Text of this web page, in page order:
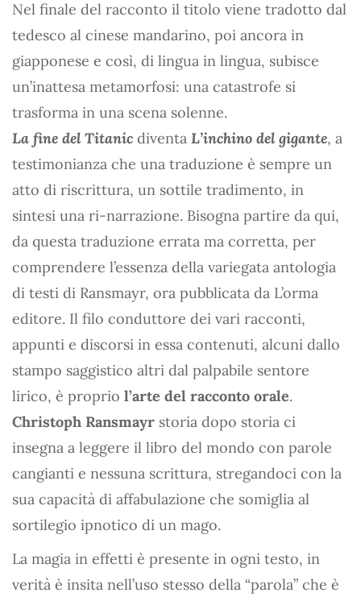
Nel finale del racconto il titolo viene tradotto dal
tedesco al cinese mandarino, poi ancora in
giapponese e così, di lingua in lingua, subisce
un’inattesa metamorfosi: una catastrofe si
trasforma in una scena solenne.
La fine del Titanic diventa L’inchino del gigante, a
testimonianza che una traduzione è sempre un
atto di riscrittura, un sottile tradimento, in
sintesi una ri-narrazione. Bisogna partire da qui,
da questa traduzione errata ma corretta, per
comprendere l’essenza della variegata antologia
di testi di Ransmayr, ora pubblicata da L’orma
editore. Il filo conduttore dei vari racconti,
appunti e discorsi in essa contenuti, alcuni dallo
stampo saggistico altri dal palpabile sentore
lirico, è proprio l’arte del racconto orale.
Christoph Ransmayr storia dopo storia ci
insegna a leggere il libro del mondo con parole
cangianti e nessuna scrittura, stregandoci con la
sua capacità di affabulazione che somiglia al
sortilegio ipnotico di un mago.
La magia in effetti è presente in ogni testo, in
verità è insita nell’uso stesso della “parola” che è